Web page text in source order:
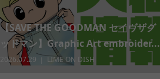
【SAVE THE GOODMAN セイヴザグ
ッドマン】Graphic Art embroider...
2026.07.29 LIME ON DISH